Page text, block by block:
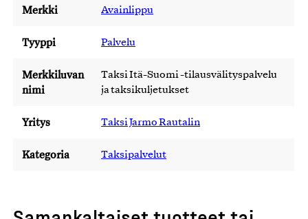
Merkki Avainlippu
Tyyppi Palvelu
Merkkiluvan
nimi
Taksi Itä-Suomi -tilausvälityspalvelu
ja taksikuljetukset
Yritys Taksi Jarmo Rautalin
Kategoria Taksipalvelut